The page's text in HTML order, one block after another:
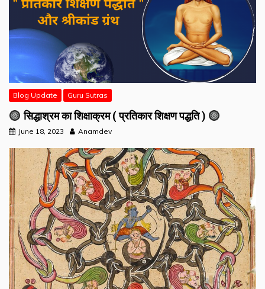
Blog Update Guru Sutras
सिद्धाश्रम का शिक्षाक्रम ( प्रतिकार शिक्षण पद्धति )
June 18, 2023 Anamdev